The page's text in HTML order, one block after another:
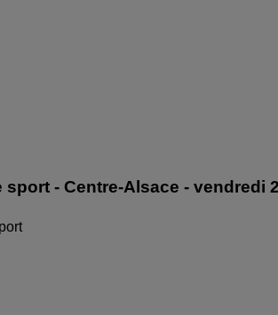
sport - Centre-Alsace - vendredi